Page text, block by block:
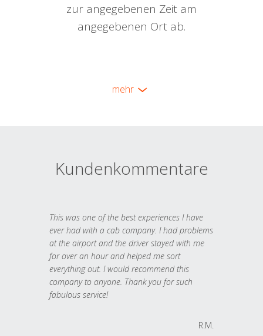
zur angegebenen Zeit am
angegebenen Ort ab.
mehr
Kundenkommentare
This was one of the best experiences I have
ever had with a cab company. I had problems
at the airport and the driver stayed with me
for over an hour and helped me sort
everything out. I would recommend this
company to anyone. Thank you for such
fabulous service!
R.M.